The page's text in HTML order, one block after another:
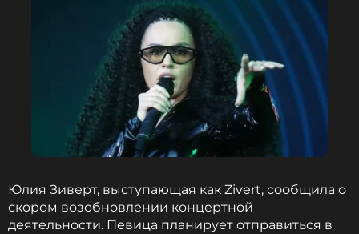
Юлия Зиверт, выступающая как Zivert, сообщила о
скором возобновлении концертной
деятельности. Певица планирует отправиться в